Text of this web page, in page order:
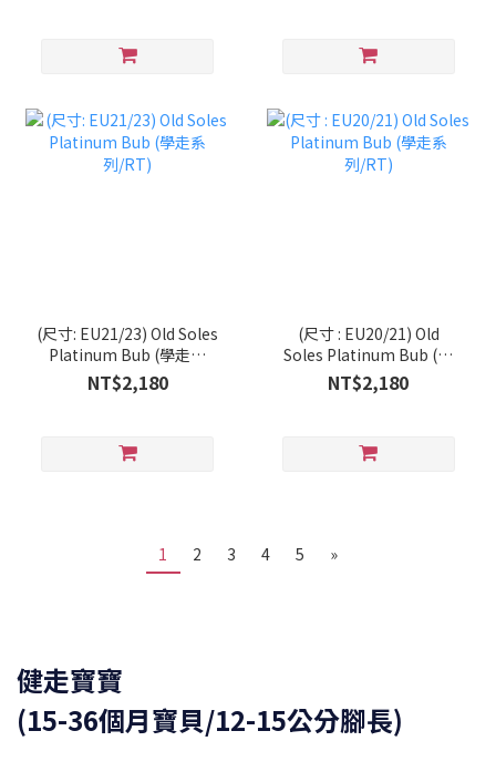
(尺寸: EU21/23) Old Soles
Platinum Bub (學走系
列/RT)
NT$2,180
(尺寸 : EU20/21) Old
Soles Platinum Bub (學
走系列/RT)
NT$2,180
1 2 3 4 5 »
健走寶寶
(15-36個月寶貝/12-15公分腳長)